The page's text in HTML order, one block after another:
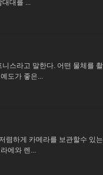
대를 ...
스라고 말한다. 어떤 물체를
도가 좋은...
렴하게 카메라를 보관할수 있
에와 렌...